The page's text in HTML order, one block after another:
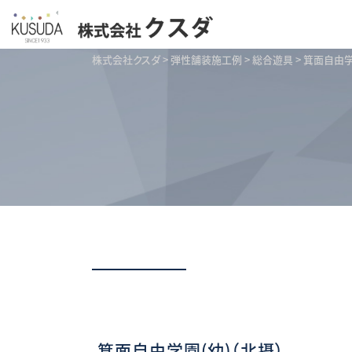
株式会社クスダ> 弾性舗装施工例 >総合遊具 > 箕面自由